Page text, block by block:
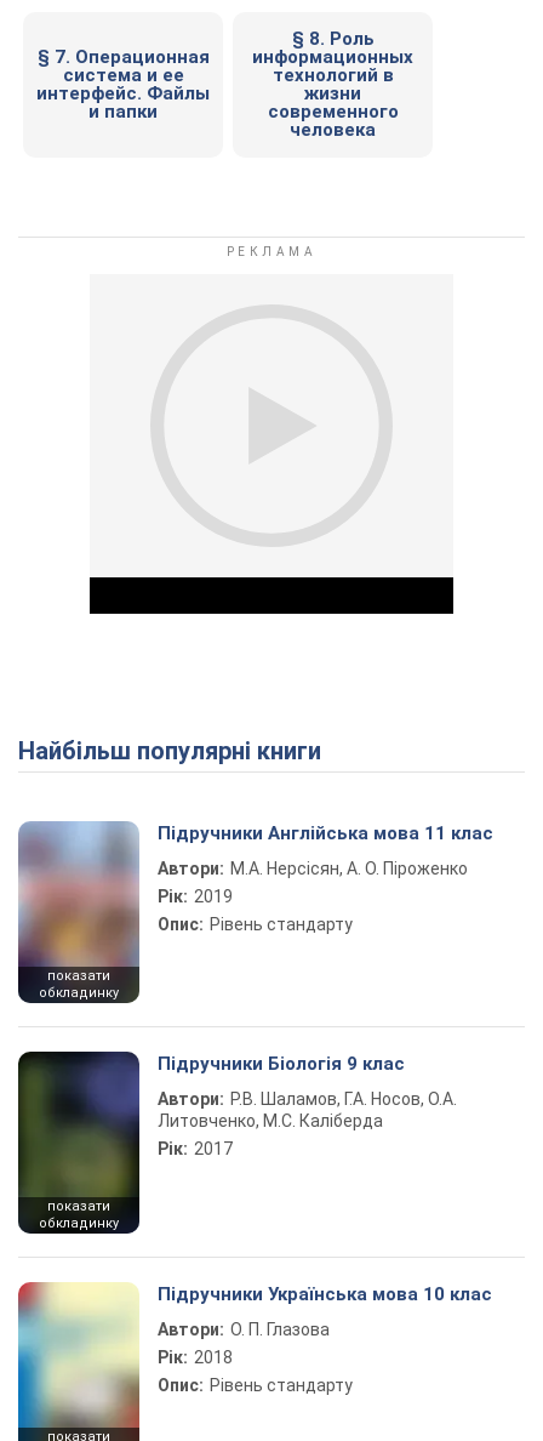
§ 7. Операционная
система и ее
интерфейс. Файлы
и папки
§ 8. Роль
информационных
технологий в
жизни
современного
человека
Play Video
Найбільш популярні книги
показати
обкладинку
Підручники Англійська мова 11 клас
Автори: М.А. Нерсісян, А. О. Піроженко
Рік: 2019
Опис: Рівень стандарту
показати
обкладинку
Підручники Біологія 9 клас
Автори: Р.В. Шаламов, Г.А. Носов, О.А.
Литовченко, М.С. Каліберда
Рік: 2017
показати
Підручники Українська мова 10 клас
Автори: О. П. Глазова
Рік: 2018
Опис: Рівень стандарту